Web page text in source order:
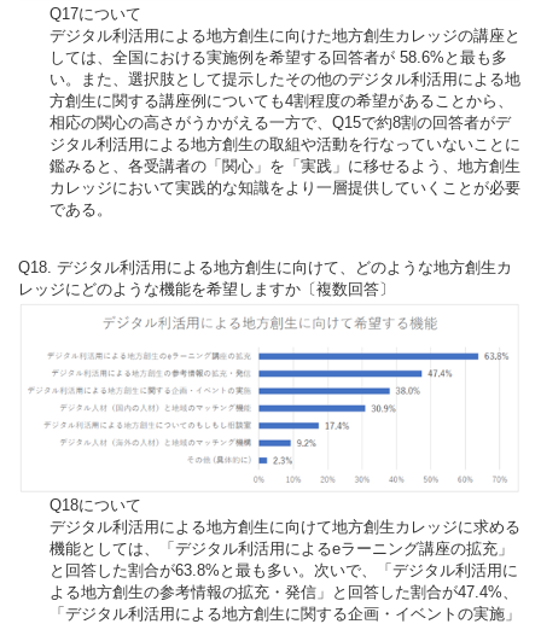
Q17について
デジタル利活用による地方創生に向けた地方創生カレッジの講座と
しては、全国における実施例を希望する回答者が 58.6%と最も多
い。また、選択肢として提示したその他のデジタル利活用による地
方創生に関する講座例についても4割程度の希望があることから、
相応の関心の高さがうかがえる一方で、Q15で約8割の回答者がデ
ジタル利活用による地方創生の取組や活動を行なっていないことに
鑑みると、各受講者の「関心」を「実践」に移せるよう、地方創生
カレッジにおいて実践的な知識をより一層提供していくことが必要
である。
Q18. デジタル利活用による地方創生に向けて、どのような地方創生カ
レッジにどのような機能を希望しますか〔複数回答〕
Q18について
デジタル利活用による地方創生に向けて地方創生カレッジに求める
機能としては、「デジタル利活用によるeラーニング講座の拡充」
と回答した割合が63.8%と最も多い。次いで、「デジタル利活用に
よる地方創生の参考情報の拡充・発信」と回答した割合が47.4%、
「デジタル利活用による地方創生に関する企画・イベントの実施」